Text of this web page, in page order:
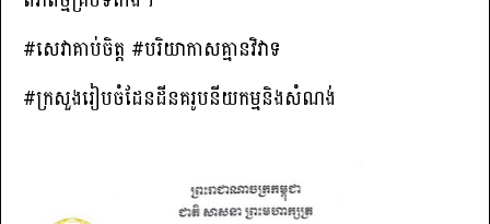
#សេវាគាប់ចិត្ត #បរិយាកាសគ្មានវិវាទ
#ក្រសួងរៀបចំដែនដីនគរូបនីយកម្មនិងសំណង់